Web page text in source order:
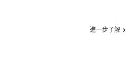
進一步了解